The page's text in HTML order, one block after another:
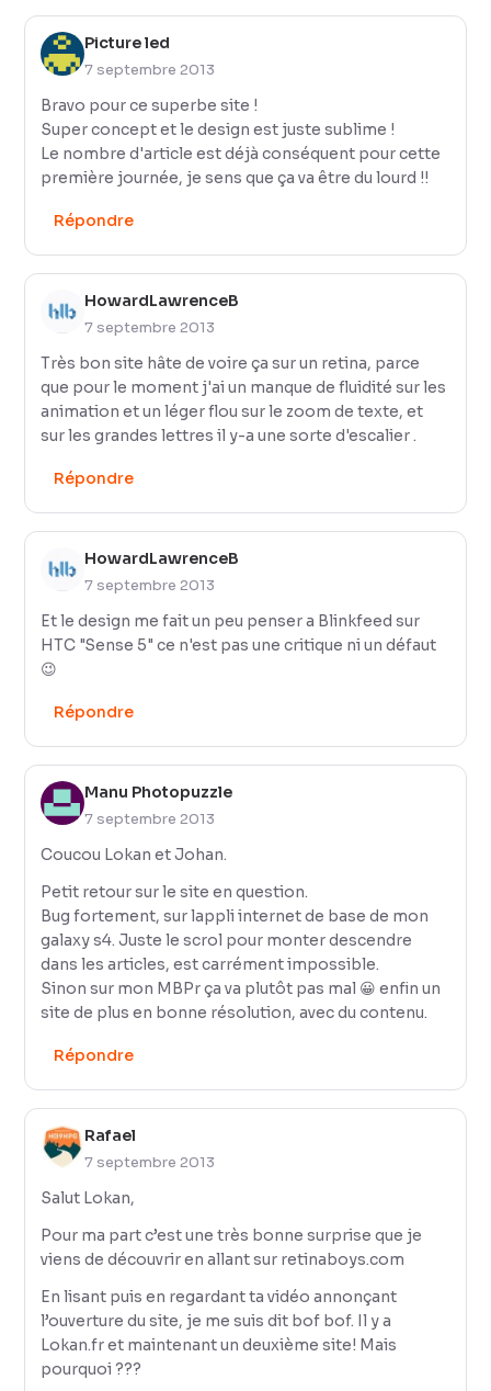
Picture led
7 septembre 2013
Bravo pour ce superbe site !
Super concept et le design est juste sublime !
Le nombre d'article est déjà conséquent pour cette
première journée, je sens que ça va être du lourd !!
Répondre
HowardLawrenceB
7 septembre 2013
Très bon site hâte de voire ça sur un retina, parce
que pour le moment j'ai un manque de fluidité sur les
animation et un léger flou sur le zoom de texte, et
sur les grandes lettres il y-a une sorte d'escalier .
Répondre
HowardLawrenceB
7 septembre 2013
Et le design me fait un peu penser a Blinkfeed sur
HTC "Sense 5" ce n'est pas une critique ni un défaut
😉
Répondre
Manu Photopuzzle
7 septembre 2013
Coucou Lokan et Johan.
Petit retour sur le site en question.
Bug fortement, sur lappli internet de base de mon
galaxy s4. Juste le scrol pour monter descendre
dans les articles, est carrément impossible.
Sinon sur mon MBPr ça va plutôt pas mal 😀 enfin un
site de plus en bonne résolution, avec du contenu.
Répondre
Rafael
7 septembre 2013
Salut Lokan,
Pour ma part c’est une très bonne surprise que je
viens de découvrir en allant sur retinaboys.com
En lisant puis en regardant ta vidéo annonçant
l’ouverture du site, je me suis dit bof bof. Il y a
Lokan.fr et maintenant un deuxième site! Mais
pourquoi ???